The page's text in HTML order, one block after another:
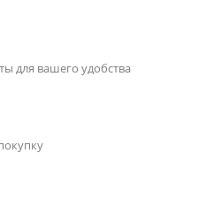
для вашего удобства